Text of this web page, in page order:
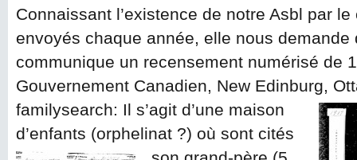
Connaissant l’existence de notre Asbl par
envoyés chaque année, elle nous demande
communique un recensement numérisé de
Gouvernement Canadien, New Edinburg,
familysearch: Il s’agit d’une maison
d’enfants (orphelinat ?) où sont cités